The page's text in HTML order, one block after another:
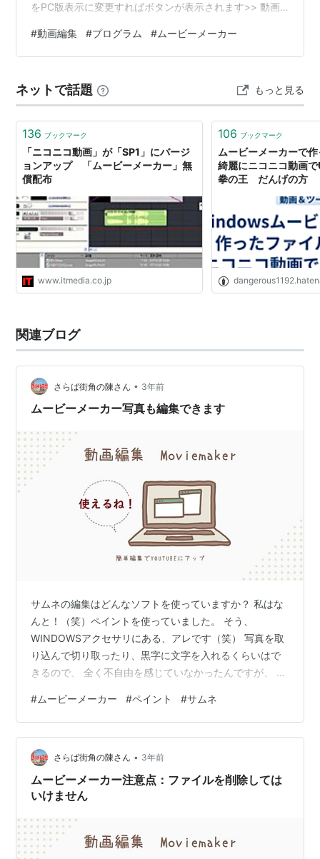
をPC版表示に変更すればボタンが表示されます>> 動画
ラムは、Windows７の時は、 標準で添付されていたプロ
グラム 2017年に公式サポートと配布が終了している そ
１１では、「フォト」内のクリップチャンプという名の
動画編集機能に移り変わっていると私は、認識している
（起動したムー…
#動画編集 #プログラム #ムービーメーカー
ネットで話題 もっと見る
136 ブックマーク
「ニコニコ動画」が「SP1」にバージ
ョンアップ 「ムービーメーカー」無
償配布
www.itmedia.co.jp
106 ブックマーク
ムービーメーカーで
綺麗にニコニコ動画
拳の王 だんげの方
関連ブログ
さらば街角の陳さん • 3年前
ムービーメーカー写真も編集できます
サムネの編集はどんなソフトを使っていますか？ 私はな
んと！（笑）ペイントを使っていました。 そう、
WINDOWSアクセサリにある、アレです（笑） 写真を取
り込んで切り取ったり、黒字に文字を入れるくらいはで
きるので、 全く不自由を感じていなかったんですが、 写
そんな時、ムービーメーカーで写真を読み込んで編集す
ることができます。 ムービーメーカーでは文字に影を付
けることができるので、 字を浮き上がらせることができ
ます。 キャプションを選んで文字を選んだら、自体を選
び、目立つように影を付けます。 そのままだと動画とし
て保存されてしまうので、 編…
#ムービーメーカー #ペイント #サムネ
さらば街角の陳さん • 3年前
ムービーメーカー注意点：ファイルを削除しては
いけません